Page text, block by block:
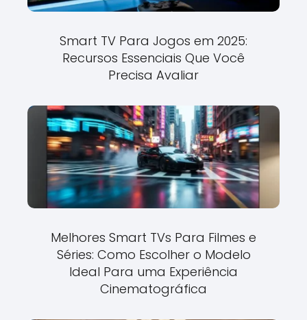
Smart TV Para Jogos em 2025:
Recursos Essenciais Que Você
Precisa Avaliar
Melhores Smart TVs Para Filmes e
Séries: Como Escolher o Modelo
Ideal Para uma Experiência
Cinematográfica